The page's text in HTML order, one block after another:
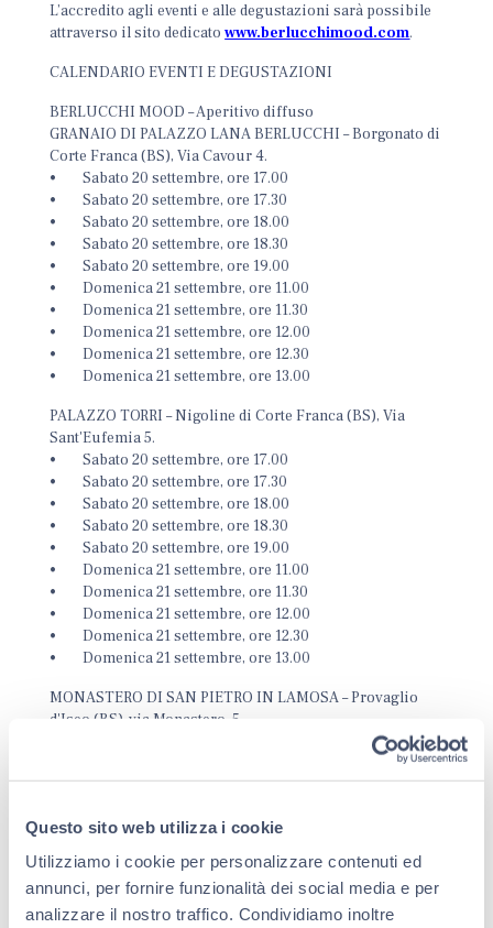
Questo sito web utilizza i cookie
Utilizziamo i cookie per personalizzare contenuti ed
annunci, per fornire funzionalità dei social media e per
analizzare il nostro traffico. Condividiamo inoltre
L’accredito agli eventi e alle degustazioni sarà possibile
attraverso il sito dedicatowww.berlucchimood.com.
CALENDARIO EVENTI E DEGUSTAZIONI
BERLUCCHI MOOD – Aperitivo diffuso
GRANAIO DI PALAZZO LANA BERLUCCHI – Borgonato di
Corte Franca (BS), Via Cavour 4.
• Sabato 20 settembre, ore 17.00
• Sabato 20 settembre, ore 17.30
• Sabato 20 settembre, ore 18.00
• Sabato 20 settembre, ore 18.30
• Sabato 20 settembre, ore 19.00
• Domenica 21 settembre, ore 11.00
• Domenica 21 settembre, ore 11.30
• Domenica 21 settembre, ore 12.00
• Domenica 21 settembre, ore 12.30
• Domenica 21 settembre, ore 13.00
PALAZZO TORRI – Nigoline di Corte Franca (BS), Via
Sant'Eufemia 5.
• Sabato 20 settembre, ore 17.00
• Sabato 20 settembre, ore 17.30
• Sabato 20 settembre, ore 18.00
• Sabato 20 settembre, ore 18.30
• Sabato 20 settembre, ore 19.00
• Domenica 21 settembre, ore 11.00
• Domenica 21 settembre, ore 11.30
• Domenica 21 settembre, ore 12.00
• Domenica 21 settembre, ore 12.30
• Domenica 21 settembre, ore 13.00
MONASTERO DI SAN PIETRO IN LAMOSA – Provaglio
d'Iseo (BS), via Monastero, 5.
• Sabato 20 settembre, ore 18.00
• Sabato 20 settembre, ore 19.00
• Domenica 21 settembre, ore 19.00
• Domenica 21 settembre, ore 19.30
• Domenica 21 settembre, ore 20.00